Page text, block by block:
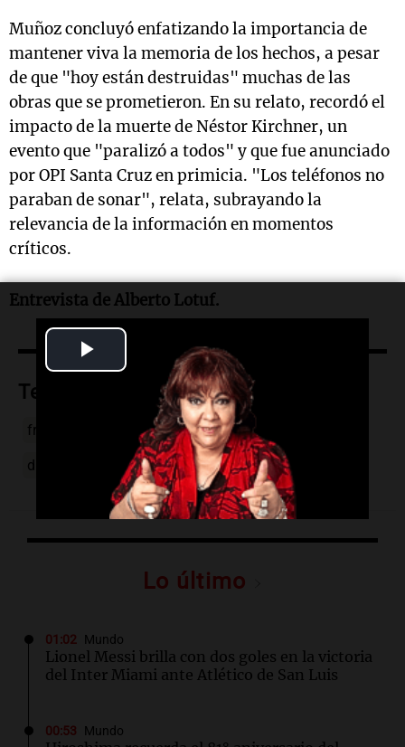
Video
Muñoz concluyó enfatizando la importancia de
mantener viva la memoria de los hechos, a pesar
de que "hoy están destruidas" muchas de las
obras que se prometieron. En su relato, recordó el
impacto de la muerte de Néstor Kirchner, un
evento que "paralizó a todos" y que fue anunciado
por OPI Santa Cruz en primicia. "Los teléfonos no
paraban de sonar", relata, subrayando la
relevancia de la información en momentos
críticos.
Entrevista de Alberto Lotuf.
Temas
francisco muñoz cristina kirchner
diario opi santa cruz siempre juntos
Lo último
01:02 Mundo
Lionel Messi brilla con dos goles en la victoria
del Inter Miami ante Atlético de San Luis
00:53 Mundo